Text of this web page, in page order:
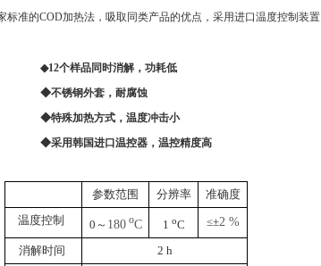
标准的COD加热法，吸取同类产品的优点，采用进口温度控制装置
◆12个样品同时消解，功耗低
◆不锈钢外套，耐腐蚀
◆特殊加热方式，温度冲击小
◆采用韩国进口温控器，温控精度高
参数范围 分辨率
准确度
温度控制
0 ～ 180oC 1 oC ≤±2 %
消解时间
2 h